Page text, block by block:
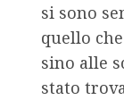
si sono
quello
sino alle
stato